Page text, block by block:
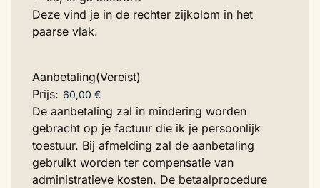
Deze vind je in de rechter zijkolom in het
paarse vlak.
Aanbetaling(Vereist)
Prijs:
De aanbetaling zal in mindering worden
gebracht op je factuur die ik je persoonlijk
toestuur. Bij afmelding zal de aanbetaling
gebruikt worden ter compensatie van
administratieve kosten. De betaalprocedure